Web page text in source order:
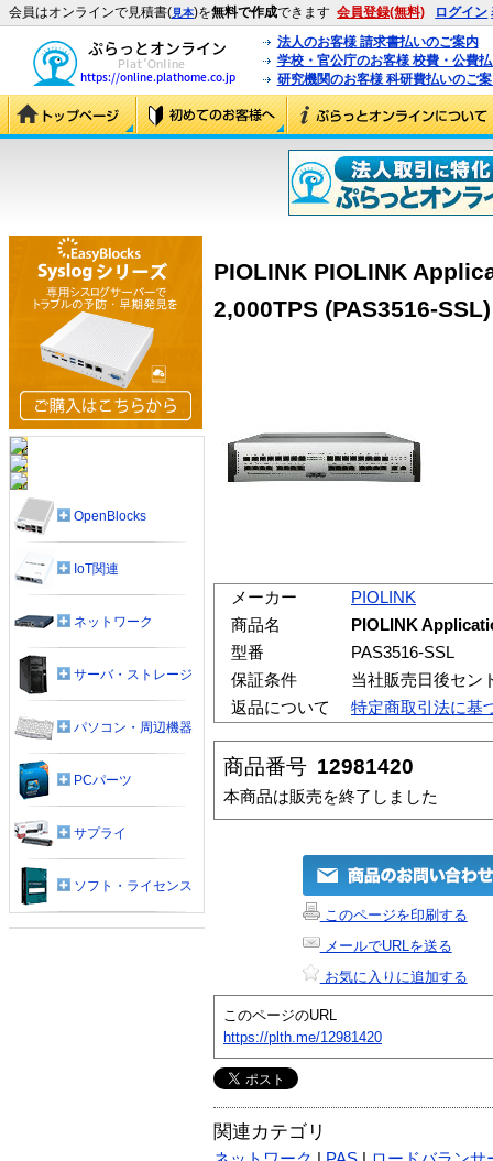
会員はオンラインで見積書(見本)を無料で作成できます 会員登録(無料) ログイン
法人のお客様 請求書払いのご案内
学校・官公庁のお客様 校費・公費
研究機関のお客様 科研費払いのご
PIOLINK PIOLINK
2,000TPS (PAS3516-SSL)
メーカー
PIOLINK
商品名
PIOLINK
型番
PAS3516-SSL
保証条件
当社販売日後セン
返品について
特定商取引法に基
商品番号 12981420
本商品は販売を終了しました
このページを印刷する
メールでURLを送る
お気に入りに追加する
このページのURL
https://plth.me/12981420
関連カテゴリ
OpenBlocks
IoT関連
ネットワーク
サーバ・ストレージ
パソコン・周辺機器
PCパーツ
サプライ
ソフト・ライセンス